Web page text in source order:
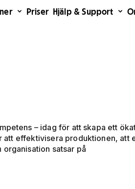
Priser Hjälp & Support
– idag för att skapa ett
att effektivisera produktionen, att
satsar på